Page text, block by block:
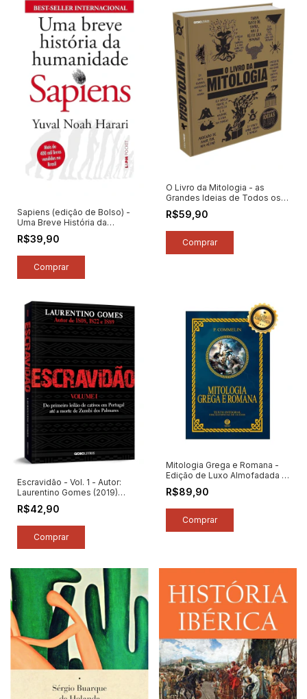
Sapiens (edição de Bolso) -
Uma Breve História da
Humanidade - Autor: Yuval
Noah Harari (2018) [seminovo]
R$39,90
O Livro da Mitologia - as
Grandes Ideias de Todos os
Tempos - Autor: Vários
Autores (2019) [seminovo]
R$59,90
Escravidão - Vol. 1 - Autor:
Laurentino Gomes (2019)
[usado]
R$42,90
Mitologia Grega e Romana -
Edição de Luxo Almofadada -
Autor: Pierre Commelin (2026)
[novo]
R$89,90